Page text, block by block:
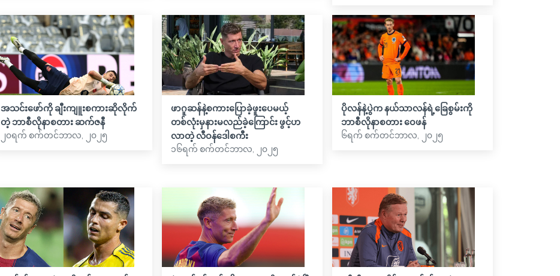
အသင်းဖော်ကို ချီးကျူးစကားဆိုလိုက်
တဲ့ ဘာစီလိုနာစတား ဆက်ဇနီ
၂၀ရက် စက်တင်ဘာလ, ၂၀၂၅
ဖာဂူဆန်နဲ့စကားပြောခဲ့ဖူးပေမယ့်
တစ်လုံးမှနားမလည်ခဲ့ကြောင်း ဖွင့်ဟ
လာတဲ့ လီဝန်ဒေါစကီး
၁၆ရက် စက်တင်ဘာလ, ၂၀၂၅
ပိုလန်နဲ့ပွဲက နယ်သာလန်ရဲ့ခြေစွမ်းကို
ဘာစီလိုနာစတား ဝေဖန်
၆ရက် စက်တင်ဘာလ, ၂၀၂၅